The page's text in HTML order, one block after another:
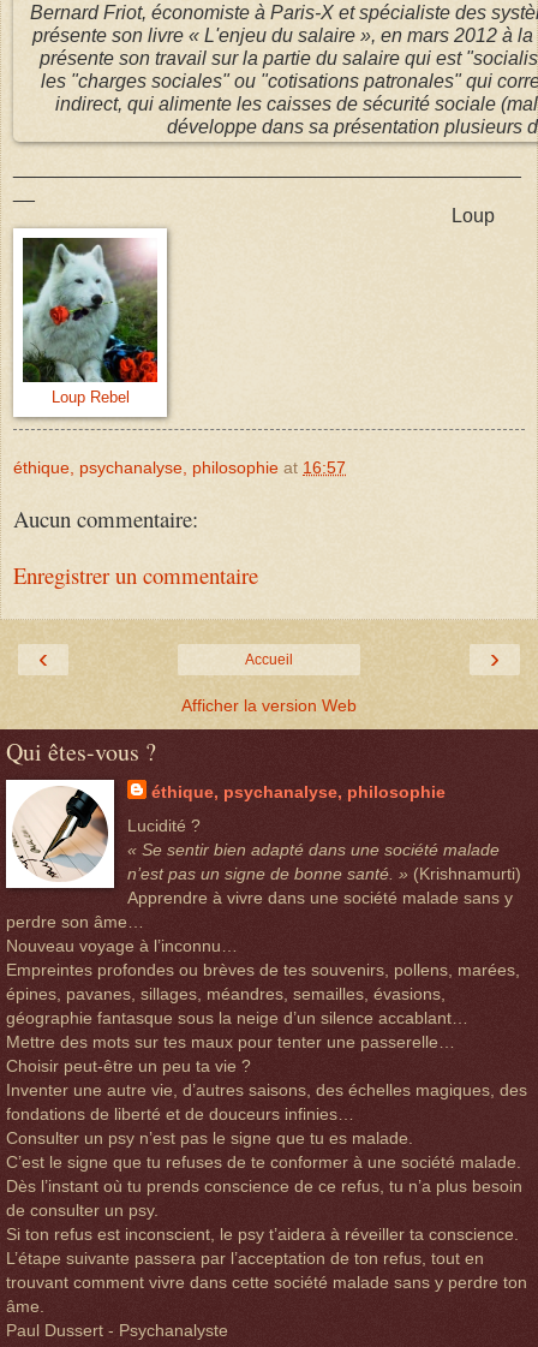
Bernard Friot, économiste à Paris-X et spécialiste des
présente son livre « L'enjeu du salaire », en mars 2012 à
présente son travail sur la partie du salaire qui est
les "charges sociales" ou "cotisations patronales" qui
indirect, qui alimente les caisses de sécurité sociale
développe dans sa présentation plusieurs
Loup
Loup Rebel
éthique, psychanalyse, philosophie at 16:57
Aucun commentaire:
Enregistrer un commentaire
‹ ›
Accueil
Afficher la version Web
Qui êtes-vous ?
éthique, psychanalyse, philosophie
Lucidité ?
« Se sentir bien adapté dans une société malade
n’est pas un signe de bonne santé. » (Krishnamurti)
Apprendre à vivre dans une société malade sans y
perdre son âme…
Nouveau voyage à l’inconnu…
Empreintes profondes ou brèves de tes souvenirs, pollens, marées,
épines, pavanes, sillages, méandres, semailles, évasions,
géographie fantasque sous la neige d’un silence accablant…
Mettre des mots sur tes maux pour tenter une passerelle…
Choisir peut-être un peu ta vie ?
Inventer une autre vie, d’autres saisons, des échelles magiques, des
fondations de liberté et de douceurs infinies…
Consulter un psy n’est pas le signe que tu es malade.
C’est le signe que tu refuses de te conformer à une société malade.
Dès l’instant où tu prends conscience de ce refus, tu n’a plus besoin
de consulter un psy.
Si ton refus est inconscient, le psy t’aidera à réveiller ta conscience.
L’étape suivante passera par l’acceptation de ton refus, tout en
trouvant comment vivre dans cette société malade sans y perdre ton
âme.
Paul Dussert - Psychanalyste